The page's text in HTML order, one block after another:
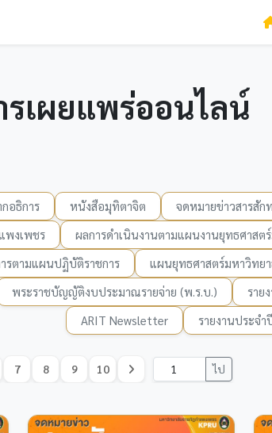
รเผยแพร่ออนไลน์
กอธิการ หนังสือมุทิตาจิต จดหมายข่าวสารสัก
พงเพชร
ผลการดำเนินงานตามแผนงานยุทธศาส
รตามแผนปฏิบัติราชการ
แผนยุทธศาสตร์มหาวิทย
พระราชบัญญัติงบประมาณรายจ่าย (พ.ร.บ.) ราย
ARIT Newsletter
รายงานประจำ
7 8 9 10 ไป